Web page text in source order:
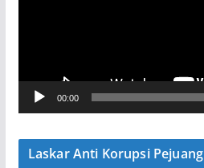
V
e
00:00
Laskar Anti Korupsi Pejuang